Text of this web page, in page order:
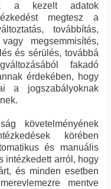
a kezelt adatok
megtesz a
továbbítás,
megsemmisítés,
és sérülés, továbbá
fakadó
érdekében, hogy
a jogszabályoknak
követelményének
körében
és manuális
intézkedett arról, hogy
és minden esetben
mentve